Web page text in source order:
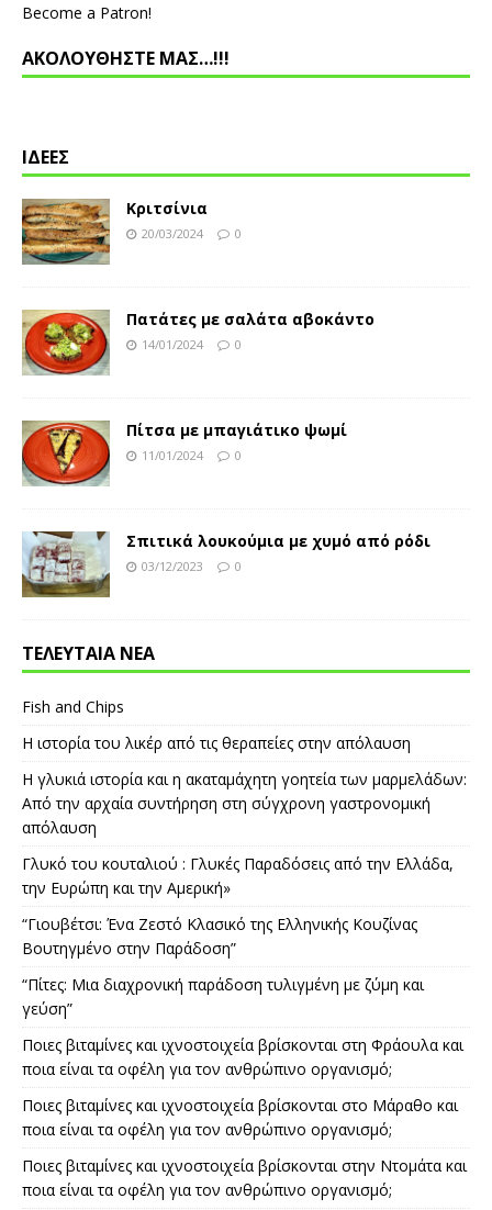
Become a Patron!
ΑΚΟΛΟΥΘΗΣΤΕ ΜΑΣ…!!!
ΙΔΕΕΣ
Κριτσίνια
20/03/2024 0
Πατάτες με σαλάτα αβοκάντο
14/01/2024 0
Πίτσα με μπαγιάτικο ψωμί
11/01/2024 0
Σπιτικά λουκούμια με χυμό από ρόδι
03/12/2023 0
ΤΕΛΕΥΤΑΙΑ ΝΕΑ
Fish and Chips
Η ιστορία του λικέρ από τις θεραπείες στην απόλαυση
Η γλυκιά ιστορία και η ακαταμάχητη γοητεία των μαρμελάδων:
Από την αρχαία συντήρηση στη σύγχρονη γαστρονομική
απόλαυση
Γλυκό του κουταλιού : Γλυκές Παραδόσεις από την Ελλάδα,
την Ευρώπη και την Αμερική»
“Γιουβέτσι: Ένα Ζεστό Κλασικό της Ελληνικής Κουζίνας
Βουτηγμένο στην Παράδοση”
“Πίτες: Μια διαχρονική παράδοση τυλιγμένη με ζύμη και
γεύση”
Ποιες βιταμίνες και ιχνοστοιχεία βρίσκονται στη Φράουλα και
ποια είναι τα οφέλη για τον ανθρώπινο οργανισμό;
Ποιες βιταμίνες και ιχνοστοιχεία βρίσκονται στο Μάραθο και
ποια είναι τα οφέλη για τον ανθρώπινο οργανισμό;
Ποιες βιταμίνες και ιχνοστοιχεία βρίσκονται στην Ντομάτα και
ποια είναι τα οφέλη για τον ανθρώπινο οργανισμό;